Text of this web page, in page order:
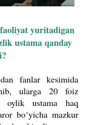
yuritadigan
ustama qanday
fanlar kesimida
ularga 20 foiz
oylik ustama haq
bo‘yicha mazkur